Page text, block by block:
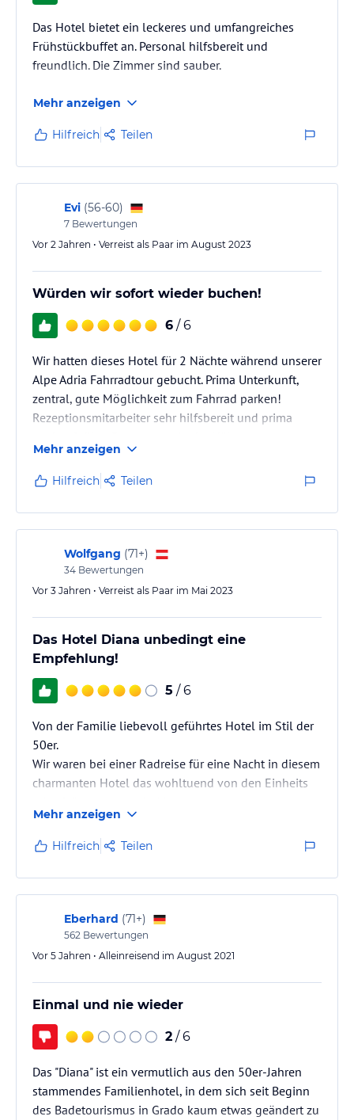
Das Hotel bietet ein leckeres und umfangreiches
Frühstückbuffet an. Personal hilfsbereit und
freundlich. Die Zimmer sind sauber.
Mehr anzeigen
Hilfreich Teilen
Evi (56-60)
7 Bewertungen
Vor 2 Jahren • Verreist als Paar im August 2023
Würden wir sofort wieder buchen!
6 / 6
Wir hatten dieses Hotel für 2 Nächte während unserer
Alpe Adria Fahrradtour gebucht. Prima Unterkunft,
zentral, gute Möglichkeit zum Fahrrad parken!
Rezeptionsmitarbeiter sehr hilfsbereit und prima
Mehr anzeigen
Hilfreich Teilen
Wolfgang (71+)
34 Bewertungen
Vor 3 Jahren • Verreist als Paar im Mai 2023
Das Hotel Diana unbedingt eine
Empfehlung!
5 / 6
Von der Familie liebevoll geführtes Hotel im Stil der
50er.
Wir waren bei einer Radreise für eine Nacht in diesem
charmanten Hotel das wohltuend von den Einheits
Mehr anzeigen
Hilfreich Teilen
Eberhard (71+)
562 Bewertungen
Vor 5 Jahren • Alleinreisend im August 2021
Einmal und nie wieder
2 / 6
Das "Diana" ist ein vermutlich aus den 50er-Jahren
stammendes Familienhotel, in dem sich seit Beginn
des Badetourismus in Grado kaum etwas geändert zu